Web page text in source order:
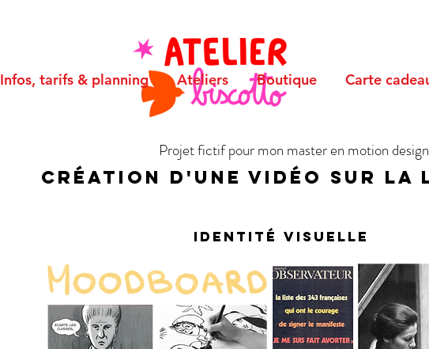
Infos, tarifs & planning Ateliers Boutique Carte
Projet fictif pour mon master en motion design
Création d'une vidéo sur la
Identité visuelle